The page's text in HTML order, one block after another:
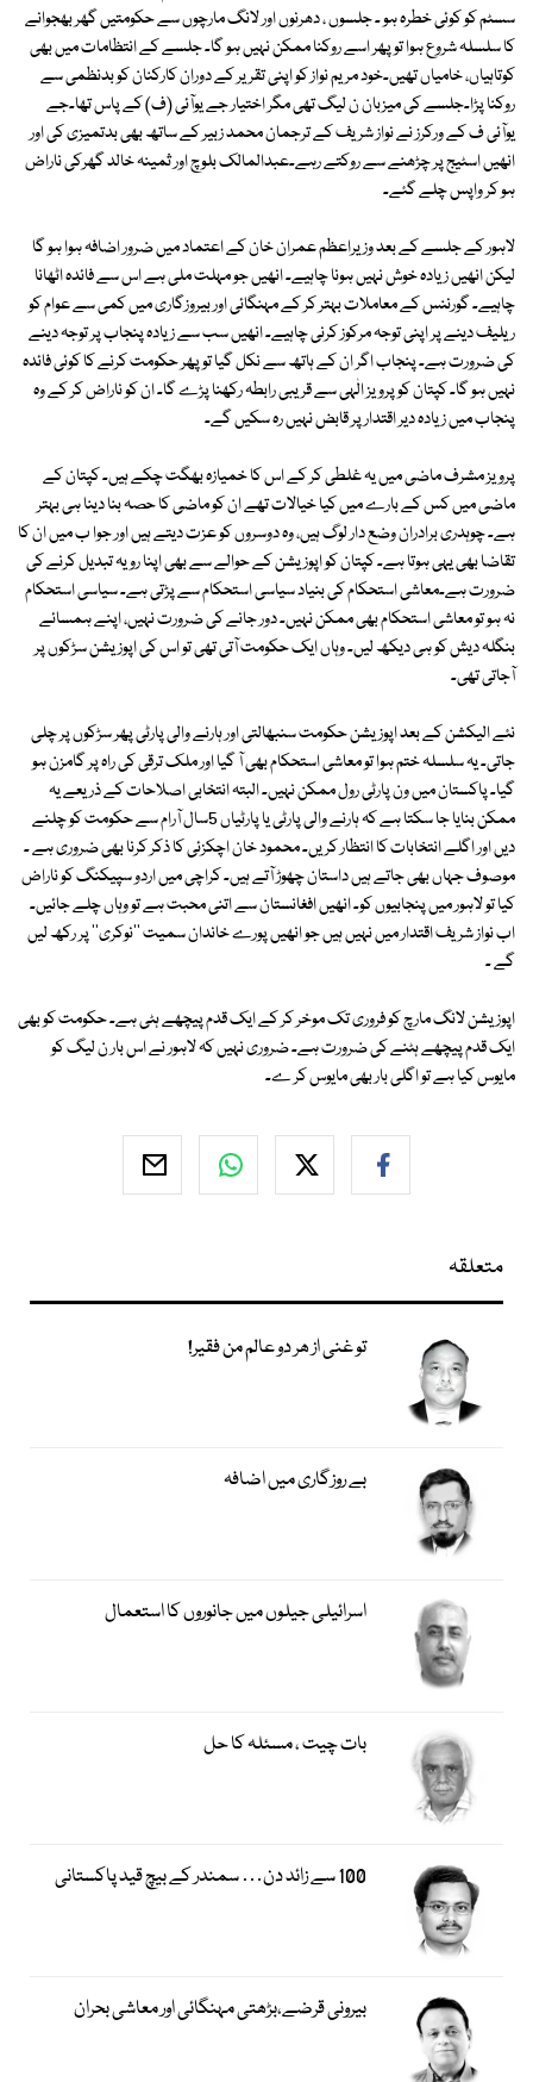
سسٹم کو کوئی خطرہ ہو ۔ جلسوں ، دھرنوں اور لانگ مارچوں سے حکومتیں گھر بھجوانے
کا سلسلہ شروع ہوا تو پھر اسے روکنا ممکن نہیں ہو گا۔ جلسے کے انتظامات میں بھی
کوتاہیاں، خامیاں تھیں۔خود مریم نواز کو اپنی تقریر کے دوران کارکنان کو بدنظمی سے
روکنا پڑا۔جلسے کی میزبان ن لیگ تھی مگر اختیار جے یوآئی (ف) کے پاس تھا۔جے
یوآئی ف کے ورکرز نے نواز شریف کے ترجمان محمد زبیر کے ساتھ بھی بدتمیزی کی اور
انھیں اسٹیج پر چڑھنے سے روکتے رہے۔عبدالمالک بلوچ اور ثمینہ خالد گھرکی ناراض
ہو کر واپس چلے گئے۔
لاہور کے جلسے کے بعد وزیراعظم عمران خان کے اعتماد میں ضرور اضافہ ہوا ہو گا
لیکن انھیں زیادہ خوش نہیں ہونا چاہیے۔ انھیں جو مہلت ملی ہے اس سے فائدہ اٹھانا
چاہیے۔ گورننس کے معاملات بہتر کر کے مہنگائی اور بیروزگاری میں کمی سے عوام کو
ریلیف دینے پر اپنی توجہ مرکوز کرنی چاہیے۔ انھیں سب سے زیادہ پنجاب پر توجہ دینے
کی ضرورت ہے۔ پنجاب اگر ان کے ہاتھ سے نکل گیا تو پھر حکومت کرنے کا کوئی فائدہ
نہیں ہو گا۔ کپتان کو پرویز الٰہی سے قریبی رابطہ رکھنا پڑے گا۔ ان کو ناراض کر کے وہ
پنجاب میں زیادہ دیر اقتدار پر قابض نہیں رہ سکیں گے۔
پرویز مشرف ماضی میں یہ غلطی کر کے اس کا خمیازہ بھگت چکے ہیں۔ کپتان کے
ماضی میں کس کے بارے میں کیا خیالات تھے ان کو ماضی کا حصہ بنا دینا ہی بہتر
ہے۔ چوہدری برادران وضع دار لوگ ہیں، وہ دوسروں کو عزت دیتے ہیں اور جوا ب میں ان کا
تقاضا بھی یہی ہوتا ہے۔ کپتان کو اپوزیشن کے حوالے سے بھی اپنا رویہ تبدیل کرنے کی
ضرورت ہے۔معاشی استحکام کی بنیاد سیاسی استحکام سے پڑتی ہے۔ سیاسی استحکام
نہ ہو تو معاشی استحکام بھی ممکن نہیں۔ دور جانے کی ضرورت نہیں، اپنے ہمسائے
بنگلہ دیش کو ہی دیکھ لیں۔ وہاں ایک حکومت آتی تھی تو اس کی اپوزیشن سڑکوں پر
آجاتی تھی۔
نئے الیکشن کے بعد اپوزیشن حکومت سنبھالتی اور ہارنے والی پارٹی پھر سڑکوں پر چلی
جاتی۔ یہ سلسلہ ختم ہوا تو معاشی استحکام بھی آ گیا اور ملک ترقی کی راہ پر گامزن ہو
گیا۔ پاکستان میں ون پارٹی رول ممکن نہیں۔ البتہ انتخابی اصلاحات کے ذریعے یہ
ممکن بنایا جا سکتا ہے کہ ہارنے والی پارٹی یا پارٹیاں 5سال آرام سے حکومت کو چلنے
دیں اور اگلے انتخابات کا انتظار کریں۔ محمود خان اچکزئی کا ذکر کرنا بھی ضروری ہے ۔
موصوف جہاں بھی جاتے ہیں داستان چھوڑ آتے ہیں۔ کراچی میں اردو سپیکنگ کو ناراض
کیا تو لاہور میں پنجابیوں کو۔ انھیں افغانستان سے اتنی محبت ہے تو وہاں چلے جائیں۔
اب نواز شریف اقتدار میں نہیں ہیں جو انھیں پورے خاندان سمیت ''نوکری'' پر رکھ لیں
گے ۔
اپوزیشن لانگ مارچ کو فروری تک موخر کر کے ایک قدم پیچھے ہٹی ہے۔ حکومت کو بھی
ایک قدم پیچھے ہٹنے کی ضرورت ہے۔ ضروری نہیں کہ لاہور نے اس بار ن لیگ کو
مایوس کیا ہے تو اگلی بار بھی مایوس کر ے۔
متعلقہ
تو غنی از ھر دو عالم من فقیر!
بے روزگاری میں اضافہ
اسرائیلی جیلوں میں جانوروں کا استعمال
بات چیت ، مسئلہ کا حل
100 سے زائد دن… سمندر کے بیچ قید پاکستانی
بیرونی قرضے،بڑھتی مہنگائی اور معاشی بحران